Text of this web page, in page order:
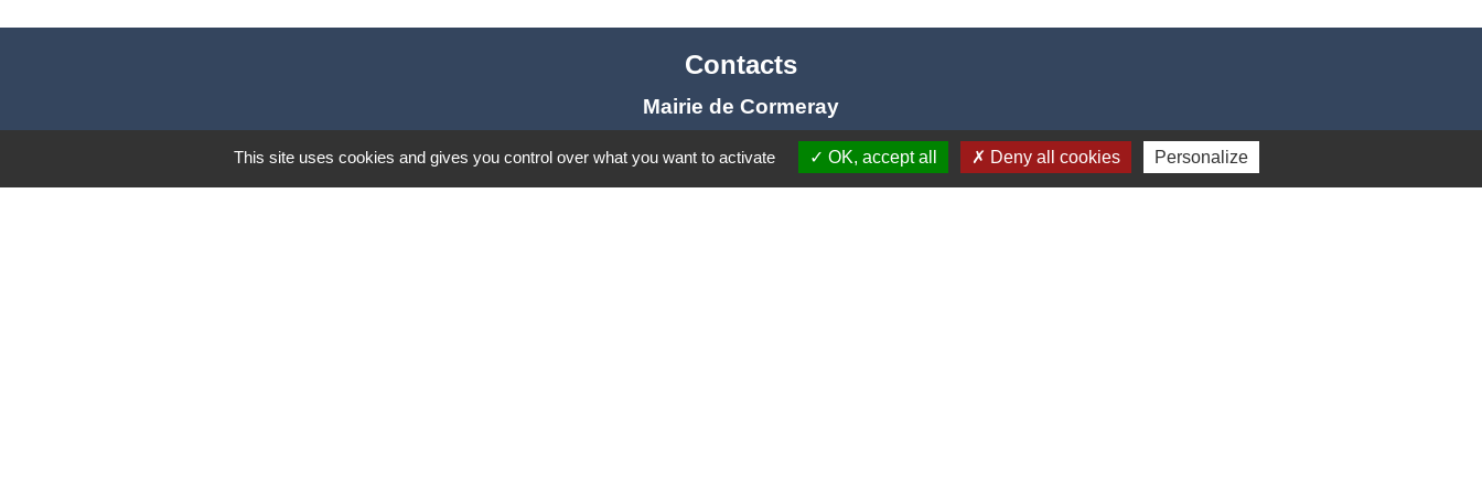
Contacts
Mairie de Cormeray
1, RUE DE LA BUISSONNIERE
41120 Cormeray - FRANCE
This site uses cookies and gives you control over what you want to activate OK, accept all Deny all cookies Personalize